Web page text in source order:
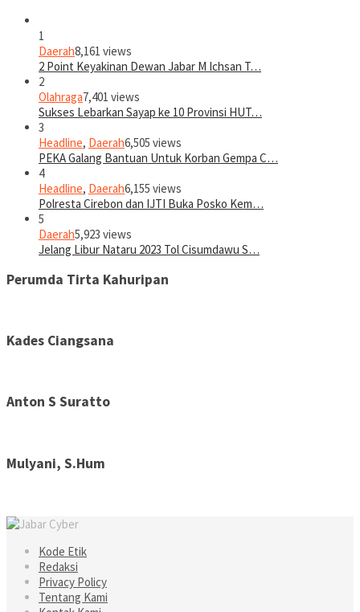
1
Daerah8,161 views
2 Point Keyakinan Dewan Jabar M Ichsan T…
2
Olahraga7,401 views
Sukses Lebarkan Sayap ke 10 Provinsi HUT…
3
Headline, Daerah6,505 views
PEKA Galang Bantuan Untuk Korban Gempa C…
4
Headline, Daerah6,155 views
Polresta Cirebon dan IJTI Buka Posko Kem…
5
Daerah5,923 views
Jelang Libur Nataru 2023 Tol Cisumdawu S…
Perumda Tirta Kahuripan
Kades Ciangsana
Anton S Suratto
Mulyani, S.Hum
Kode Etik
Redaksi
Privacy Policy
Tentang Kami